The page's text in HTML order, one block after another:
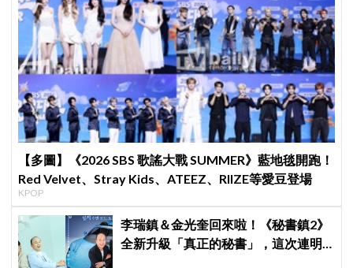
【多圖】《2026 SBS 歌謠大戰 SUMMER》藍地毯開跑！
Red Velvet、Stray Kids、ATEEZ、RIIZE等愛豆登場
KPOP
李瑞鎮＆金光奎回來啦！《秘書鎮2》
全新升級「真正的秘書」，這次連明